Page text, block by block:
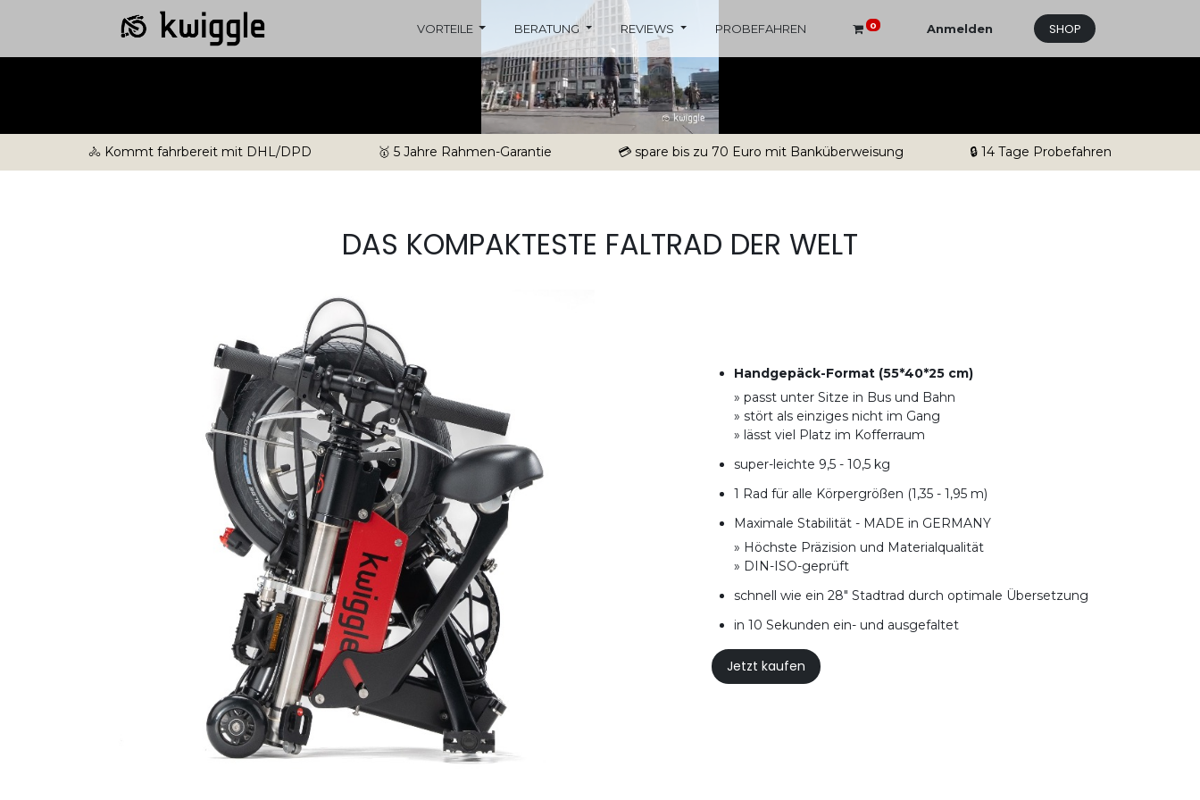
VORTEILE BERATUNG REVIEWS PROBEFAHREN 0 Anmelden SHOP
🚴 Kommt fahrbereit mit DHL/DPD 🥇 5 Jahre Rahmen-Garantie 💳 spare bis zu 70 Euro mit Banküberweisung 🔒 14 Tage Probefahren
DAS KOMPAKTESTE FALTRAD DER WELT
Handgepäck-Format (55*40*25 cm)
» passt unter Sitze in Bus und Bahn
» stört als einziges nicht im Gang
» lässt viel Platz im Kofferraum
super-leichte 9,5 - 10,5 kg
1 Rad für alle Körpergrößen (1,35 - 1,95 m)
Maximale Stabilität - MADE in GERMANY
» Höchste Präzision und Materialqualität
» DIN-ISO-geprüft
schnell wie ein 28" Stadtrad durch optimale Übersetzung
in 10 Sekunden ein- und ausgefaltet
Jetzt kaufen